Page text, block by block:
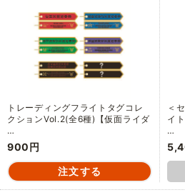
トレーディングフライトタグコレ
クションVol.2(全6種)【仮面ライダ
…
900円
＜
イ
…